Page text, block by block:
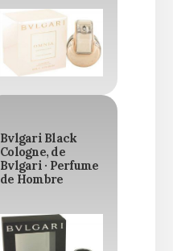
Bvlgari Black
Cologne, de
Bvlgari · Perfume
de Hombre